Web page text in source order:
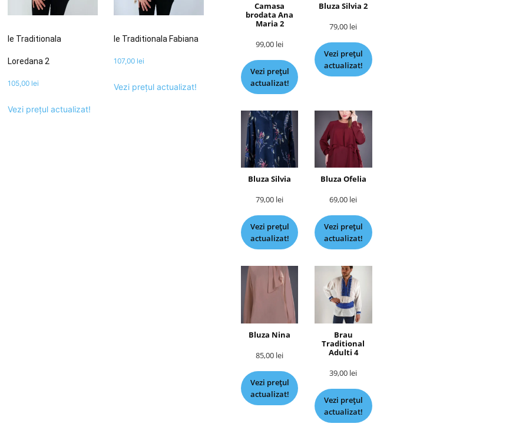
Ie Traditionala
Loredana 2
105,00 lei
Vezi prețul actualizat!
Ie Traditionala Fabiana
107,00 lei
Vezi prețul actualizat!
Camasa
brodata Ana
Maria 2
99,00 lei
Vezi prețul
actualizat!
Bluza Silvia 2
79,00 lei
Vezi prețul
actualizat!
Bluza Silvia
79,00 lei
Vezi prețul
actualizat!
Bluza Ofelia
69,00 lei
Vezi prețul
actualizat!
Bluza Nina
85,00 lei
Vezi prețul
actualizat!
Brau
Traditional
Adulti 4
39,00 lei
Vezi prețul
actualizat!